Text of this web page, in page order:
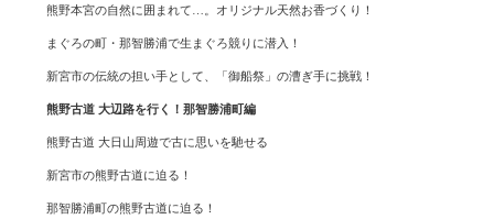
熊野本宮の自然に囲まれて…。オリジナル天然お香づくり！
まぐろの町・那智勝浦で生まぐろ競りに潜入！
新宮市の伝統の担い手として、「御船祭」の漕ぎ手に挑戦！
熊野古道 大辺路を行く！那智勝浦町編
熊野古道 大日山周遊で古に思いを馳せる
新宮市の熊野古道に迫る！
那智勝浦町の熊野古道に迫る！